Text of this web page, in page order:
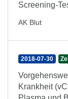
Screening-
AK Blut
2018-07-30
Krankheit